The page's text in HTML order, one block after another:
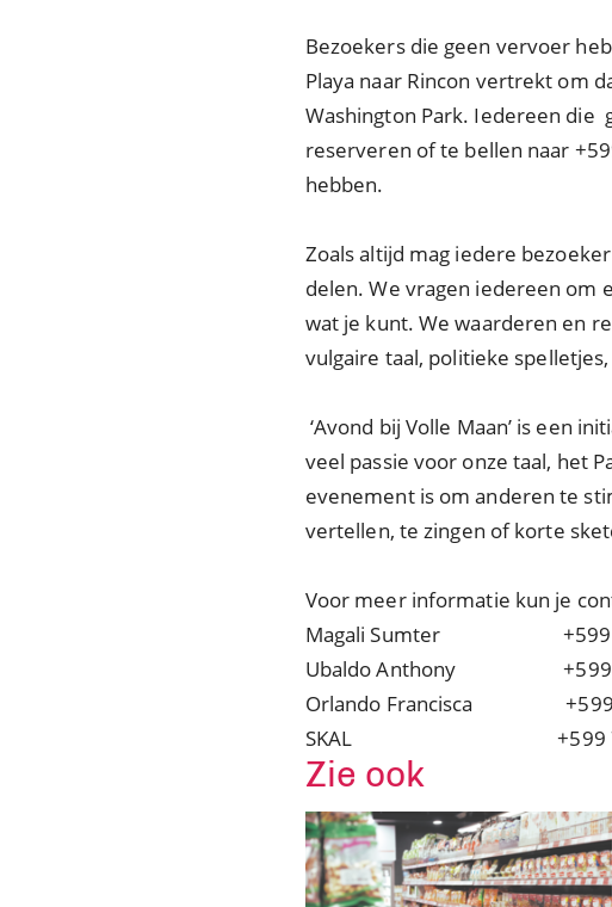
Bezoekers die geen vervoer
Playa naar Rincon vertrekt om
Washington Park. Iedereen die
reserveren of te bellen naar
hebben.
Zoals altijd mag iedere
delen. We vragen iedereen om
wat je kunt. We waarderen en
vulgaire taal, politieke
‘Avond bij Volle Maan’ is een
veel passie voor onze taal, het
evenement is om anderen te
vertellen, te zingen of korte
Voor meer informatie kun je
Magali Sumter +599 9
Ubaldo Anthony +599
Orlando Francisca +599
SKAL +599 717
Zie ook